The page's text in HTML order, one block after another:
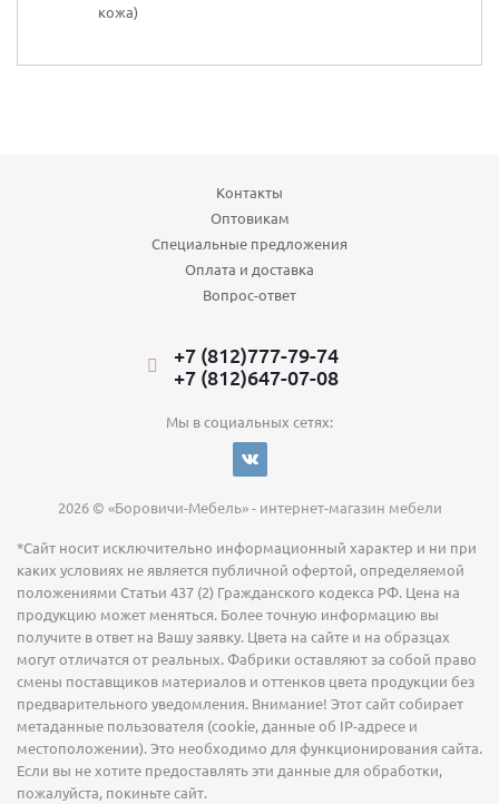
кожа)
Контакты
Оптовикам
Специальные предложения
Оплата и доставка
Вопрос-ответ
+7 (812)777-79-74
+7 (812)647-07-08
Мы в социальных сетях:
2026 © «Боровичи-Мебель» - интернет-магазин мебели
*Сайт носит исключительно информационный характер и ни при
каких условиях не является публичной офертой, определяемой
положениями Статьи 437 (2) Гражданского кодекса РФ. Цена на
продукцию может меняться. Более точную информацию вы
получите в ответ на Вашу заявку. Цвета на сайте и на образцах
могут отличатся от реальных. Фабрики оставляют за собой право
смены поставщиков материалов и оттенков цвета продукции без
предварительного уведомления. Внимание! Этот сайт собирает
метаданные пользователя (cookie, данные об IP-адресе и
местоположении). Это необходимо для функционирования сайта.
Если вы не хотите предоставлять эти данные для обработки,
пожалуйста, покиньте сайт.